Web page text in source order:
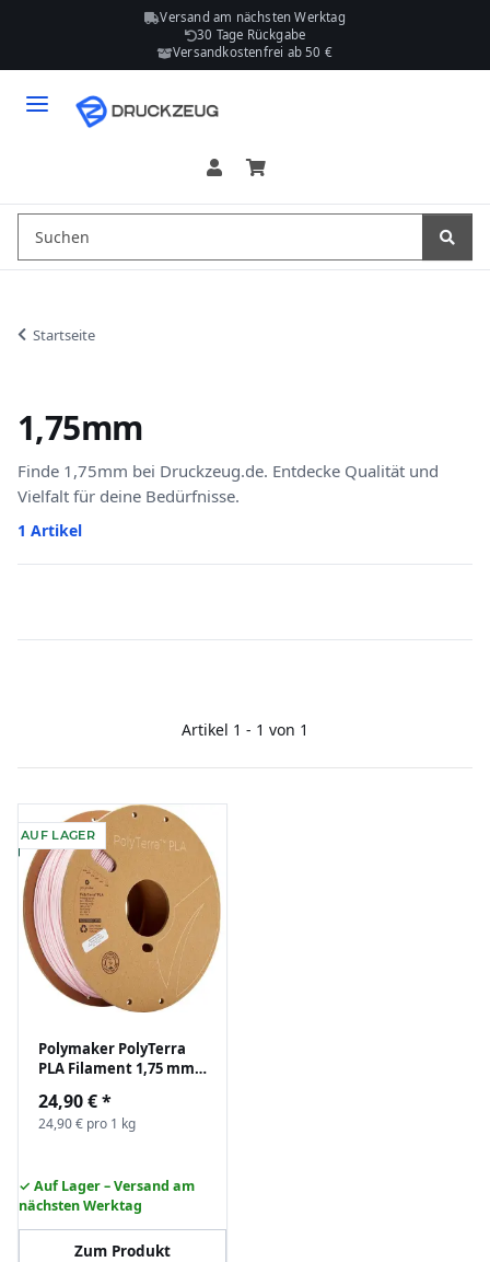
Versand am nächsten Werktag
30 Tage Rückgabe
Versandkostenfrei ab 50 €
Startseite
1,75mm
Finde 1,75mm bei Druckzeug.de. Entdecke Qualität und
Vielfalt für deine Bedürfnisse.
1 Artikel
Artikel 1 - 1 von 1
AUF LAGER
Polymaker PolyTerra
PLA Filament 1,75 mm
24,90 €*
24,90 € pro 1 kg
✓ Auf Lager – Versand am
nächsten Werktag
Zum Produkt